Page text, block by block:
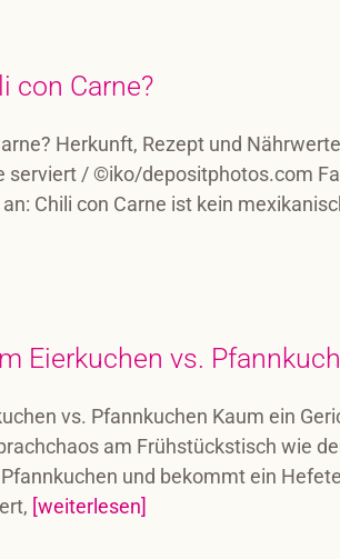
con Carne?
Herkunft, Rezept und
Chili con Carne ist kein
Eierkuchen vs.
vs. Pfannkuchen Kaum ein
am Frühstückstisch wie
und bekommt ein
[weiterlesen]